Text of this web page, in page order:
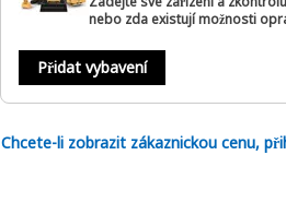
nebo zda existují možnosti
Přidat vybavení
Chcete-li zobrazit zákaznickou cenu,